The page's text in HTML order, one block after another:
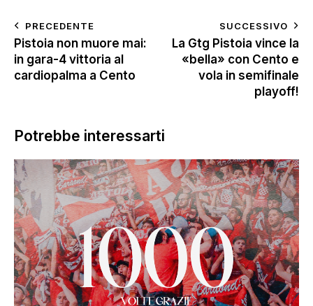
PRECEDENTE
Pistoia non muore mai:
in gara-4 vittoria al
cardiopalma a Cento
SUCCESSIVO
La Gtg Pistoia vince la
«bella» con Cento e
vola in semifinale
playoff!
Potrebbe interessarti